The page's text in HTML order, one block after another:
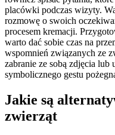
placówki podczas wizyty.
rozmowę o swoich
procesem kremacji.
warto dać sobie czas na
wspomnień związanych ze
zabranie ze sobą zdjęcia
symbolicznego gestu
Jakie są
zwierząt